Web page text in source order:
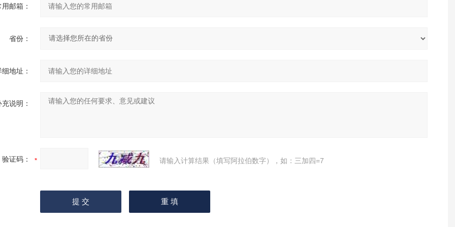
用邮箱：
省份：
细地址：
充说明：
验证码： 请输入计算结果（填写阿拉伯数字），如：三加四=7